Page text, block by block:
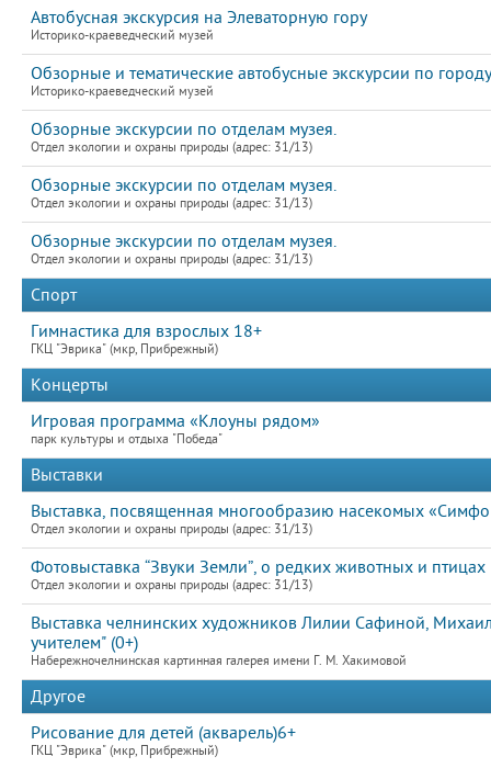
Автобусная экскурсия на Элеваторную гору
Историко-краеведческий музей
Обзорные и тематические автобусные экскурсии по городу
Историко-краеведческий музей
Обзорные экскурсии по отделам музея.
Отдел экологии и охраны природы (адрес: 31/13)
Обзорные экскурсии по отделам музея.
Отдел экологии и охраны природы (адрес: 31/13)
Обзорные экскурсии по отделам музея.
Отдел экологии и охраны природы (адрес: 31/13)
Спорт
Гимнастика для взрослых 18+
ГКЦ "Эврика" (мкр, Прибрежный)
Концерты
Игровая программа «Клоуны рядом»
парк культуры и отдыха "Победа"
Выставки
Выставка, посвященная многообразию насекомых
Отдел экологии и охраны природы (адрес: 31/13)
Фотовыставка “Звуки Земли”, о редких животных и
Отдел экологии и охраны природы (адрес: 31/13)
Выставка челнинских художников Лилии Сафиной,
учителем" (0+)
Набережночелнинская картинная галерея имени Г. М. Хакимовой
Другое
Рисование для детей (акварель)6+
ГКЦ "Эврика" (мкр, Прибрежный)